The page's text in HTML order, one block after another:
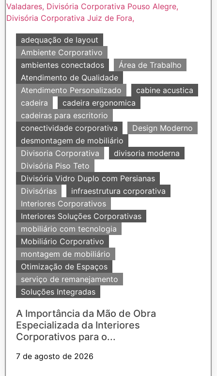
adequação de layout
Ambiente Corporativo
ambientes conectados
Área de Trabalho
Atendimento de Qualidade
Atendimento Personalizado
cabine acustica
cadeira
cadeira ergonomica
cadeiras para escritorio
conectividade corporativa
Design Moderno
desmontagem de mobiliário
Divisoria Corporativa
divisoria moderna
Divisória Piso Teto
Divisória Vidro Duplo com Persianas
Divisórias
infraestrutura corporativa
Interiores Corporativos
Interiores Soluções Corporativas
mobiliário com tecnologia
Mobiliário Corporativo
montagem de mobiliário
Otimização de Espaços
serviço de remanejamento
Soluções Integradas
A Importância da Mão de Obra
Especializada da Interiores
Corporativos para o...
7 de agosto de 2026